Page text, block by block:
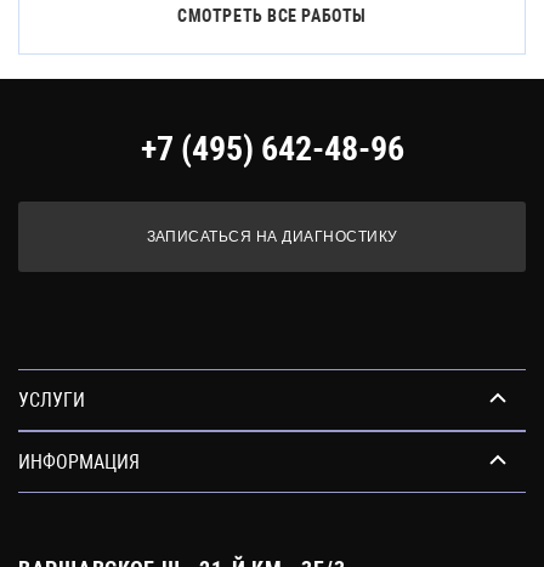
СМОТРЕТЬ ВСЕ РАБОТЫ
+7 (495) 642-48-96
ЗАПИСАТЬСЯ НА ДИАГНОСТИКУ
УСЛУГИ
ИНФОРМАЦИЯ